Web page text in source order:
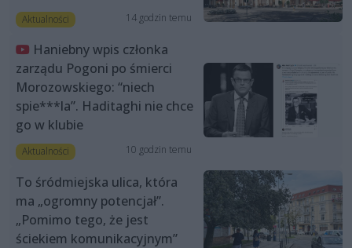
Aktualności 14 godzin temu
Haniebny wpis członka
zarządu Pogoni po śmierci
Morozowskiego: “niech
spie***la”. Haditaghi nie chce
go w klubie
Aktualności 10 godzin temu
To śródmiejska ulica, która
ma „ogromny potencjał”.
„Pomimo tego, że jest
ściekiem komunikacyjnym”